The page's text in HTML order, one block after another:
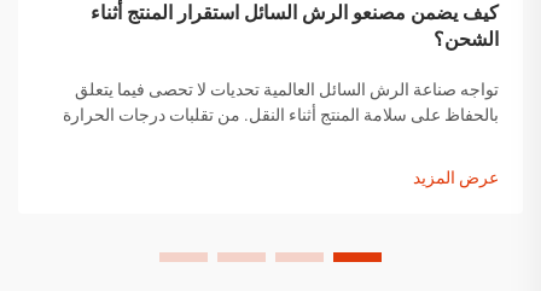
كيف يضمن مصنعو الرش السائل استقرار المنتج أثناء
الشحن؟
تواجه صناعة الرش السائل العالمية تحديات لا تحصى فيما يتعلق
بالحفاظ على سلامة المنتج أثناء النقل. من تقلبات درجات الحرارة
عرض المزيد